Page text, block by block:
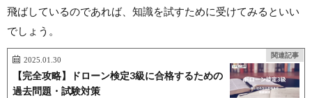
飛ばしているのであれば、知識を試すために受けてみるといい
でしょう。
関連記事
2025.01.30
【完全攻略】ドローン検定3級に合格するための
過去問題・試験対策